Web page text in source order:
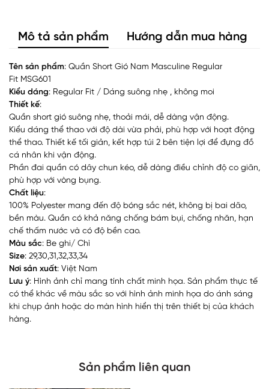
Mô tả sản phẩm Hướng dẫn mua hàng
Tên sản phẩm: Quần Short Gió Nam Masculine Regular
Fit MSG601
Kiểu dáng: Regular Fit / Dáng suông nhẹ , không moi
Thiết kế:
Quần short gió suông nhẹ, thoải mái, dễ dàng vận động.
Kiểu dáng thể thao với độ dài vừa phải, phù hợp với hoạt động
thể thao. Thiết kế tối giản, kết hợp túi 2 bên tiện lợi để đựng đồ
cá nhân khi vận động.
Phần đai quần có dây chun kéo, dễ dàng điều chỉnh độ co giãn,
phù hợp với vòng bụng.
Chất liệu:
100% Polyester mang đến độ bóng sắc nét, không bị bai dão,
bền màu. Quần có khả năng chống bám bụi, chống nhăn, hạn
chế thấm nước và có độ bền cao.
Màu sắc: Be ghi/ Chì
Size: 29,30,31,32,33,34
Nơi sản xuất: Việt Nam
Lưu ý: Hình ảnh chỉ mang tính chất minh họa. Sản phẩm thực tế
có thể khác về màu sắc so với hình ảnh minh họa do ánh sáng
khi chụp ảnh hoặc do màn hình hiển thị trên thiết bị của khách
hàng.
Sản phẩm liên quan